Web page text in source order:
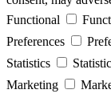
Functional
Preferences
Statistics
Marketing